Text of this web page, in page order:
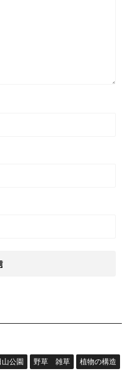
山公園 野草 雑草
植物の構造